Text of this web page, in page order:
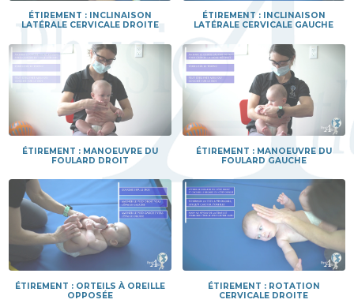
ÉTIREMENT : INCLINAISON
LATÉRALE CERVICALE DROITE
ÉTIREMENT : INCLINAISON
LATÉRALE CERVICALE GAUCHE
ÉTIREMENT : MANOEUVRE DU
FOULARD DROIT
ÉTIREMENT : MANOEUVRE DU
FOULARD GAUCHE
ÉTIREMENT : ORTEILS À OREILLE
OPPOSÉE
ÉTIREMENT : ROTATION
CERVICALE DROITE